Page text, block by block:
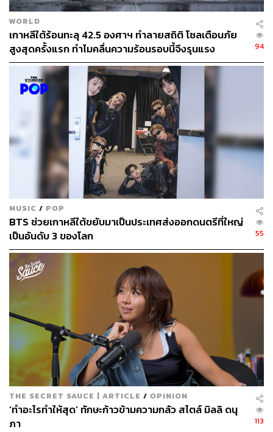
WORLD
เกาหลีใต้ร้อนทะลุ 42.5 องศาฯ ทำลายสถิติ โซลเตือนภัย
สูงสุดครั้งแรก ทำไมคลื่นความร้อนรอบนี้จึงรุนแรง
94
MUSIC / POP
BTS ช่วยเกาหลีใต้ขยับมาเป็นประเทศส่งออกดนตรีที่ใหญ่
เป็นอันดับ 3 ของโลก
55
THE SECRET SAUCE | ARTICLE / OPINION
‘ทำอะไรทำให้สุด’ ทักษะก้าวข้ามความกลัว สไตล์ มิลลิ ดนุ
ภา
113